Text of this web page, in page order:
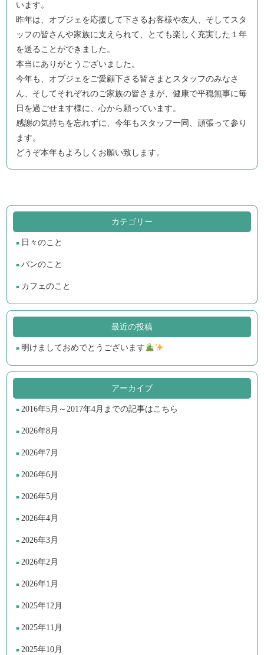
います。
昨年は、オブジェを応援して下さるお客様や友人、そしてスタ
ッフの皆さんや家族に支えられて、とても楽しく充実した１年
を送ることができました。
本当にありがとうございました。
今年も、オブジェをご愛顧下さる皆さまとスタッフのみなさ
ん、そしてそれぞれのご家族の皆さまが、健康で平穏無事に毎
日を過ごせます様に、心から願っています。
感謝の気持ちを忘れずに、今年もスタッフ一同、頑張って参り
ます。
どうぞ本年もよろしくお願い致します。
カテゴリー
日々のこと
パンのこと
カフェのこと
最近の投稿
明けましておめでとうございます
アーカイブ
2016年5月～2017年4月までの記事はこちら
2026年8月
2026年7月
2026年6月
2026年5月
2026年4月
2026年3月
2026年2月
2026年1月
2025年12月
2025年11月
2025年10月